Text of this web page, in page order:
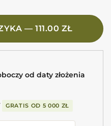
— 111.00 ZŁ
od daty złożenia
GRATIS OD 5 000 ZŁ